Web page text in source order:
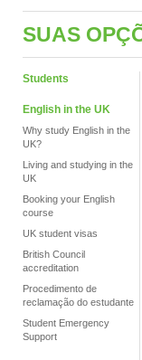
SUAS
Students
English in the UK
Why study English in the
UK?
Living and studying in the
UK
Booking your English
course
UK student visas
British Council
accreditation
Procedimento de
reclamação do estudante
Student Emergency
Support